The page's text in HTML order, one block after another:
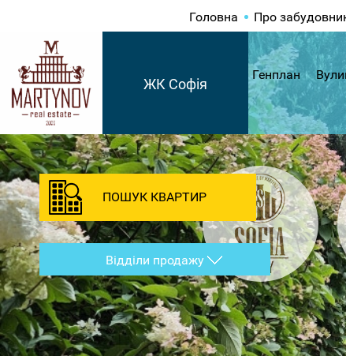
Головна Про
ЖК Софія
Генплан
ПОШУК КВАРТИР
Відділи продажу